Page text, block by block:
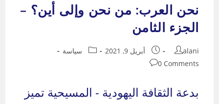
نحن العرب: من نحن وإلى أين؟ –
الجزء الثامن
Post
author:
alani
Post
published:
أبريل 9, 2021
Post
سياسة
Post
0 Comments
بدعة الثقافة اليهودية - المسيحية تميز